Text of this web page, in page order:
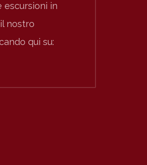
escursioni in
nostro
qui su: